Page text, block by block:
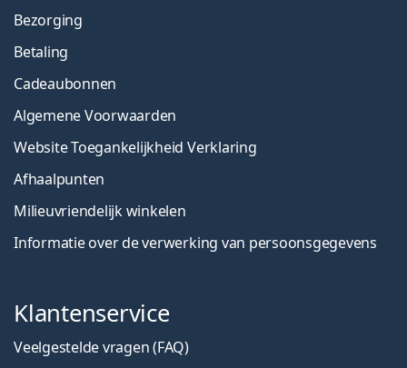
Bezorging
Betaling
Cadeaubonnen
Algemene Voorwaarden
Website Toegankelijkheid Verklaring
Afhaalpunten
Milieuvriendelijk winkelen
Informatie over de verwerking van persoonsgegevens
Klantenservice
Veelgestelde vragen (FAQ)